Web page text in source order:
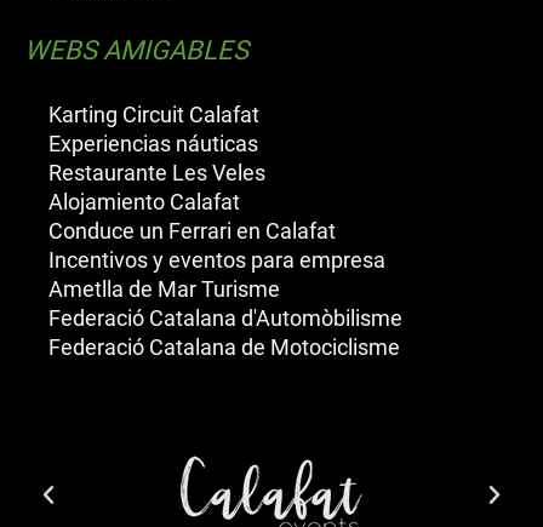
WEBS AMIGABLES
Karting Circuit Calafat
Experiencias náuticas
Restaurante Les Veles
Alojamiento Calafat
Conduce un Ferrari en Calafat
Incentivos y eventos para empresa
Ametlla de Mar Turisme
Federació Catalana d'Automòbilisme
Federació Catalana de Motociclisme